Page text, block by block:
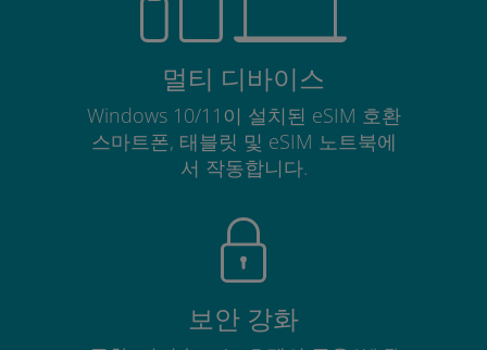
멀티 디바이스
Windows 10/11이 설치된 eSIM 호환
스마트폰, 태블릿 및 eSIM 노트북에
서 작동합니다.
보안 강화